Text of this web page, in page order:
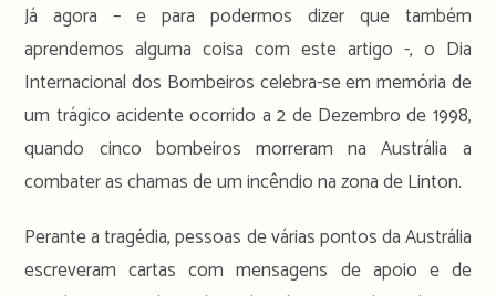
Já agora – e para podermos dizer que também
aprendemos alguma coisa com este artigo -, o Dia
Internacional dos Bombeiros celebra-se em memória de
um trágico acidente ocorrido a 2 de Dezembro de 1998,
quando cinco bombeiros morreram na Austrália a
combater as chamas de um incêndio na zona de Linton.
Perante a tragédia, pessoas de várias pontos da Austrália
escreveram cartas com mensagens de apoio e de